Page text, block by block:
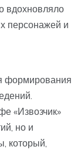
вдохновляло
персонажей и
формирования
«Извозчик»
но и
который,